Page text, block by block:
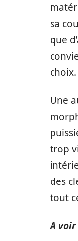
sa
que
choix.
Une
trop
des
tout
A voir